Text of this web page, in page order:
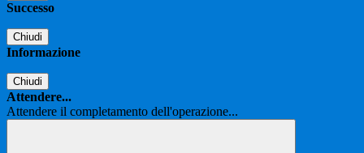
Successo
Chiudi
Informazione
Chiudi
Attendere...
Attendere il completamento dell'operazione...